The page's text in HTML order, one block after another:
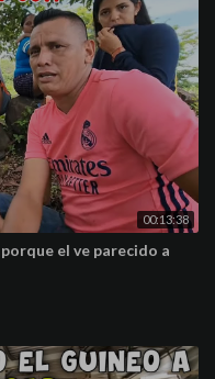
00:13:38
el ve parecido a